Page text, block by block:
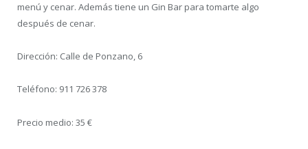
menú y cenar. Además tiene un Gin Bar para tomarte algo
después de cenar.
Dirección: Calle de Ponzano, 6
Teléfono: 911 726 378
Precio medio: 35 €